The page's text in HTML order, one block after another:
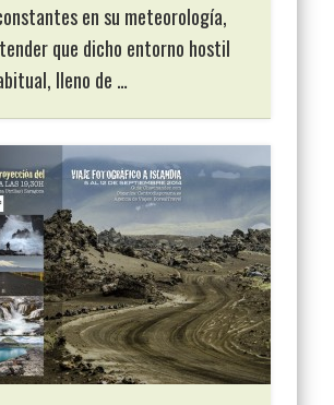
en su meteorología,
que dicho entorno hostil
lleno de …